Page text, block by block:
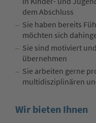
dem Abschluss
Sie haben bereits
möchten sich
Sie sind motiviert
übernehmen
Sie arbeiten gerne
multidisziplinären
Wir bieten Ihnen